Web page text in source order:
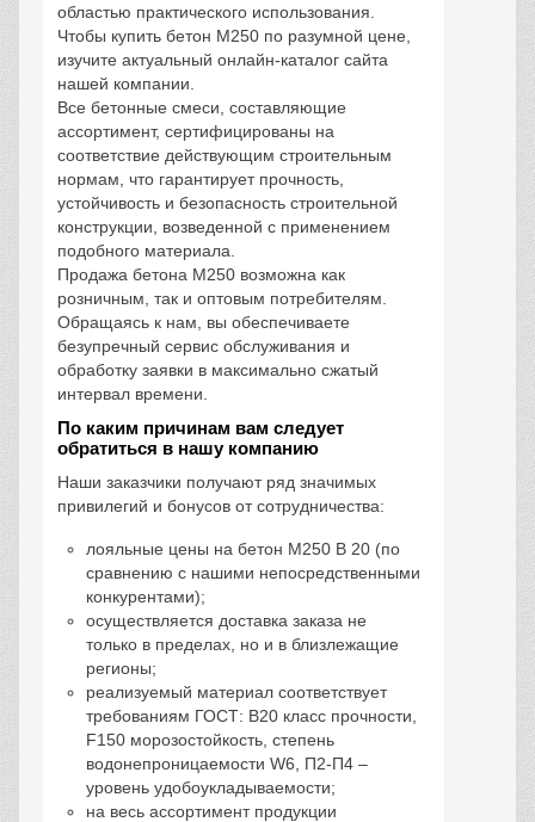
областью практического использования.
Чтобы купить бетон М250 по разумной цене,
изучите актуальный онлайн-каталог сайта
нашей компании.
Все бетонные смеси, составляющие
ассортимент, сертифицированы на
соответствие действующим строительным
нормам, что гарантирует прочность,
устойчивость и безопасность строительной
конструкции, возведенной с применением
подобного материала.
Продажа бетона М250 возможна как
розничным, так и оптовым потребителям.
Обращаясь к нам, вы обеспечиваете
безупречный сервис обслуживания и
обработку заявки в максимально сжатый
интервал времени.
По каким причинам вам следует
обратиться в нашу компанию
Наши заказчики получают ряд значимых
привилегий и бонусов от сотрудничества:
лояльные цены на бетон М250 В 20 (по
сравнению с нашими непосредственными
конкурентами);
осуществляется доставка заказа не
только в пределах, но и в близлежащие
регионы;
реализуемый материал соответствует
требованиям ГОСТ: В20 класс прочности,
F150 морозостойкость, степень
водонепроницаемости W6, П2-П4 –
уровень удобоукладываемости;
на весь ассортимент продукции